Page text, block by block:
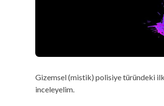
Gizemsel (mistik) polisiye türündeki
inceleyelim.